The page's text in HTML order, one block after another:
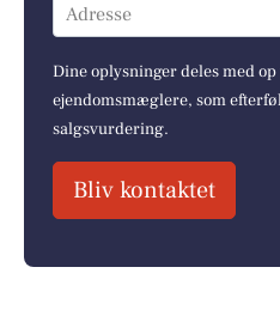
Adresse
Dine oplysninger deles med
ejendomsmæglere, som
salgsvurdering.
Bliv kontaktet